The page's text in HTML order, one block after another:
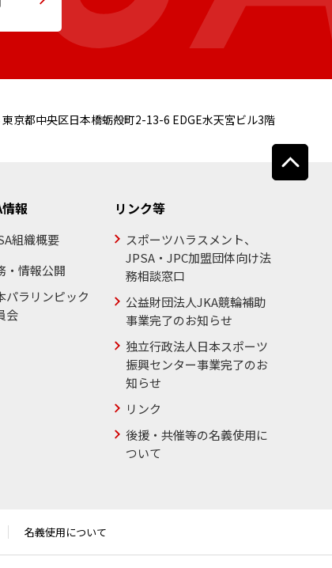
東京都中央区日本橋蛎殻町2-13-6 EDGE水天宮ビル3階
報
組織概要
・情報公開
パラリンピック
会
リンク等
スポーツハラスメント、
JPSA・JPC加盟団体向け法
務相談窓口
公益財団法人JKA競輪補助
事業完了のお知らせ
独立行政法人日本スポーツ
振興センター事業完了のお
知らせ
リンク
後援・共催等の名義使用に
ついて
名義使用について